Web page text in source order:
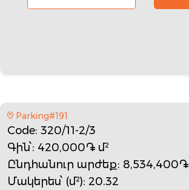
Parking#191
Code: 320/11-2/3
Գին՝: 420,000֏ մ²
Ընդհանուր արժեք: 8,534,400֏
Մակերես՝ (մ²): 20.32